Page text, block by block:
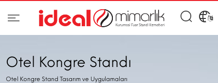
Otel Kongre Standı
Otel Kongre Stand Tasarım ve Uygulamaları